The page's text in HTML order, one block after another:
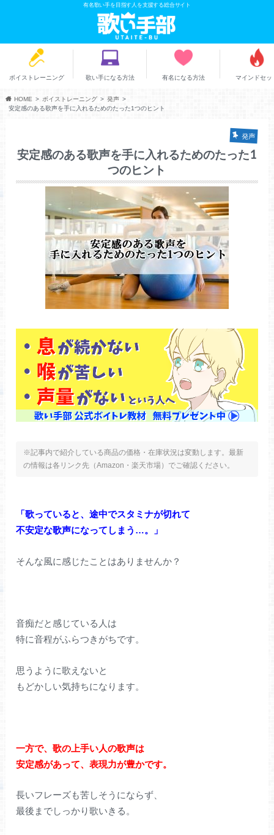
有名歌い手を目指す人を支援する総合サイト
ボイストレーニング 歌い手になる方法 有名になる方法 マインドセッ
HOME ボイストレーニング
発声
安定感のある歌声を手に入れるためのたった1つのヒント
発声
安定感のある歌声を手に入れるためのたった1
つのヒント
※記事内で紹介している商品の価格・在庫状況は変動します。最新
の情報は各リンク先（Amazon・楽天市場）でご確認ください。
「歌っていると、途中でスタミナが切れて
不安定な歌声になってしまう…。」
そんな風に感じたことはありませんか？
音痴だと感じている人は
特に音程がふらつきがちです。
思うように歌えないと
もどかしい気持ちになります。
一方で、歌の上手い人の歌声は
安定感があって、表現力が豊かです。
長いフレーズも苦しそうにならず、
最後までしっかり歌いきる。